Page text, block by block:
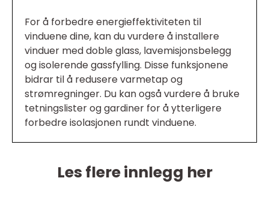
For å forbedre energieffektiviteten til
vinduene dine, kan du vurdere å installere
vinduer med doble glass, lavemisjonsbelegg
og isolerende gassfylling. Disse funksjonene
bidrar til å redusere varmetap og
strømregninger. Du kan også vurdere å bruke
tetningslister og gardiner for å ytterligere
forbedre isolasjonen rundt vinduene.
Les flere innlegg her